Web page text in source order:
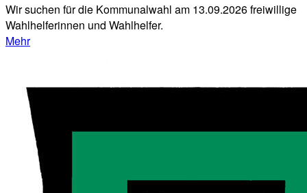
Wir suchen für die Kommunalwahl am 13.09.2026 freiwillige
Wahlhelferinnen und Wahlhelfer.
Mehr